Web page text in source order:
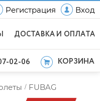
Регистрация Вход
ДОСТАВКА И ОПЛАТА
02-06 КОРЗИНА
/ FUBAG